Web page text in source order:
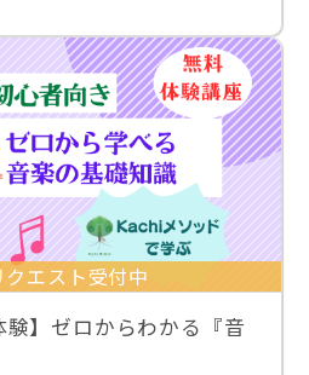
クエスト受付中
験】ゼロからわかる『音